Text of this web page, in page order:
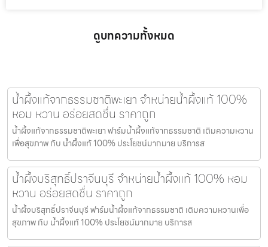
ดูบทความทั้งหมด
น้ำผึ้งแท้จากธรรมชาติพะเยา จำหน่ายน้ำผึ้งแท้ 100%
หอม หวาน อร่อยสดชื่น ราคาถูก
น้ำผึ้งแท้จากธรรมชาติพะเยา ฟาร์มน้ำผึ้งแท้จากธรรมชาติ เติมความหวาน
เพื่อสุขภาพ กับ น้ำผึ้งแท้ 100% ประโยชน์มากมาย บริการส
น้ำผึ้งบริสุทธิ์ปราจีนบุรี จำหน่ายน้ำผึ้งแท้ 100% หอม
หวาน อร่อยสดชื่น ราคาถูก
น้ำผึ้งบริสุทธิ์ปราจีนบุรี ฟาร์มน้ำผึ้งแท้จากธรรมชาติ เติมความหวานเพื่อ
สุขภาพ กับ น้ำผึ้งแท้ 100% ประโยชน์มากมาย บริการส